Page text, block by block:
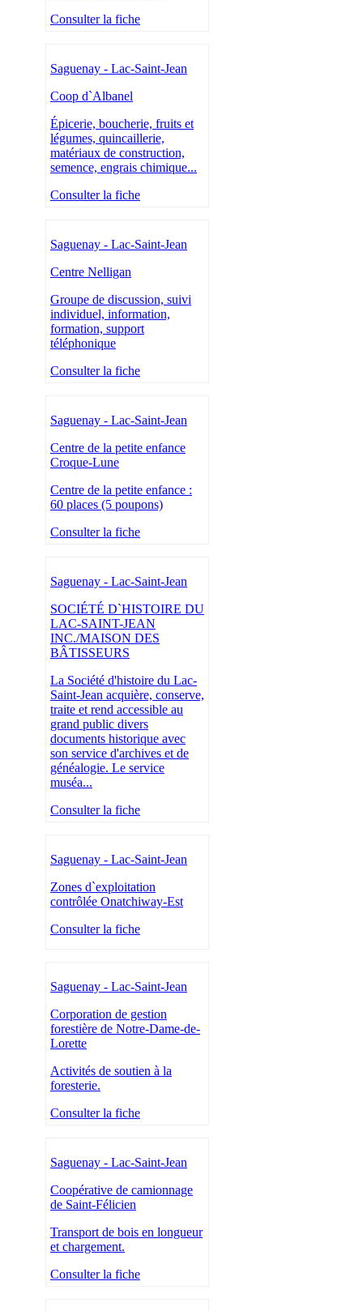
Consulter la fiche
Saguenay - Lac-Saint-Jean
Coop d`Albanel
Épicerie, boucherie, fruits et
légumes, quincaillerie,
matériaux de construction,
semence, engrais chimique...
Consulter la fiche
Saguenay - Lac-Saint-Jean
Centre Nelligan
Groupe de discussion, suivi
individuel, information,
formation, support
téléphonique
Consulter la fiche
Saguenay - Lac-Saint-Jean
Centre de la petite enfance
Croque-Lune
Centre de la petite enfance :
60 places (5 poupons)
Consulter la fiche
Saguenay - Lac-Saint-Jean
SOCIÉTÉ D`HISTOIRE DU
LAC-SAINT-JEAN
INC./MAISON DES
BÂTISSEURS
La Société d'histoire du Lac-
Saint-Jean acquière, conserve,
traite et rend accessible au
grand public divers
documents historique avec
son service d'archives et de
généalogie. Le service
muséa...
Consulter la fiche
Saguenay - Lac-Saint-Jean
Zones d`exploitation
contrôlée Onatchiway-Est
Consulter la fiche
Saguenay - Lac-Saint-Jean
Corporation de gestion
forestière de Notre-Dame-de-
Lorette
Activités de soutien à la
foresterie.
Consulter la fiche
Saguenay - Lac-Saint-Jean
Coopérative de camionnage
de Saint-Félicien
Transport de bois en longueur
et chargement.
Consulter la fiche